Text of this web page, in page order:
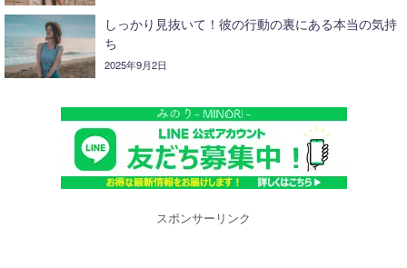
しっかり見抜いて！彼の行動の裏にある本当の気持
ち
2025年9月2日
スポンサーリンク